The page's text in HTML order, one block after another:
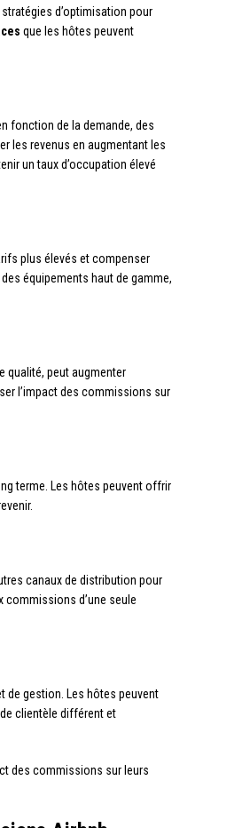
d’optimisation pour
que les hôtes peuvent
fonction de la demande, des
les revenus en augmentant les
un taux d’occupation élevé
plus élevés et compenser
équipements haut de gamme,
qualité, peut augmenter
l’impact des commissions sur
terme. Les hôtes peuvent offrir
canaux de distribution pour
commissions d’une seule
de gestion. Les hôtes peuvent
clientèle différent et
des commissions sur leurs